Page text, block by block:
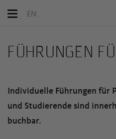
Toggle
EN
FÜHRUNGEN
Individuelle Führungen für
und Studierende sind
buchbar.